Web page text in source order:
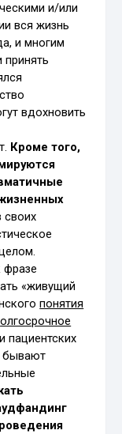
и/или
вся жизнь
и многим
принять
вдохновить
Кроме того,
своих
фразе
«живущий
понятия
пациентских
бывают